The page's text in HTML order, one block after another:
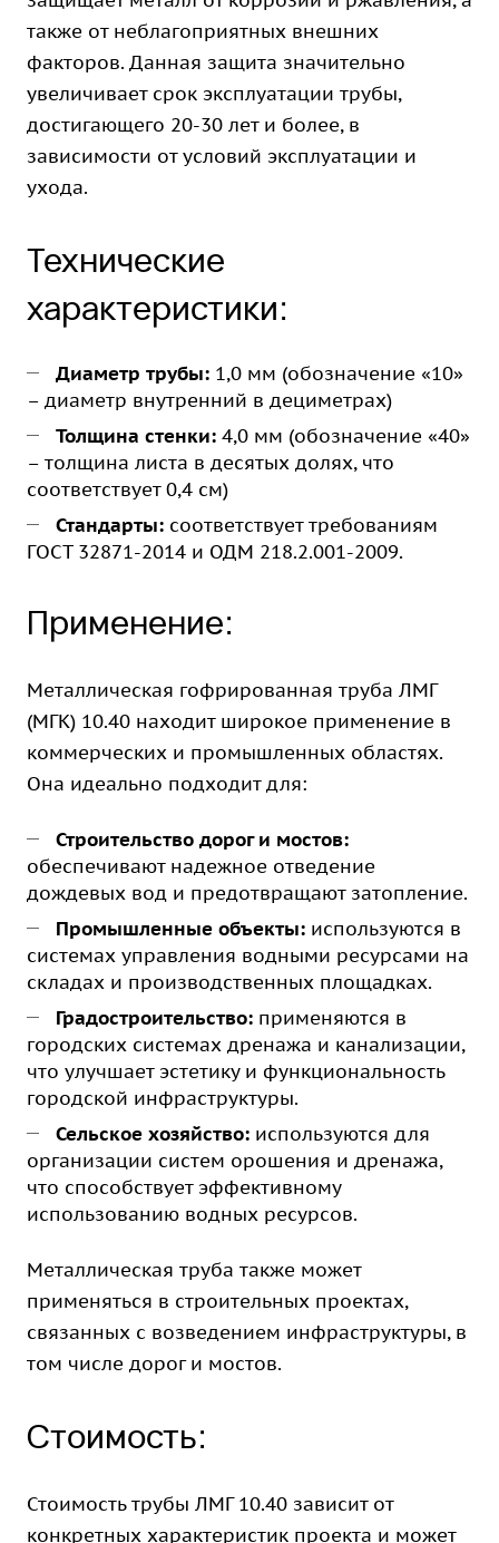
также от неблагоприятных внешних
факторов. Данная защита значительно
увеличивает срок эксплуатации трубы,
достигающего 20-30 лет и более, в
зависимости от условий эксплуатации и
ухода.
Технические
характеристики:
Диаметр трубы: 1,0 мм (обозначение «10»
– диаметр внутренний в дециметрах)
Толщина стенки: 4,0 мм (обозначение «40»
– толщина листа в десятых долях, что
соответствует 0,4 см)
Стандарты: соответствует требованиям
ГОСТ 32871-2014 и ОДМ 218.2.001-2009.
Применение:
Металлическая гофрированная труба ЛМГ
(МГК) 10.40 находит широкое применение в
коммерческих и промышленных областях.
Она идеально подходит для:
Строительство дорог и мостов:
обеспечивают надежное отведение
дождевых вод и предотвращают затопление.
Промышленные объекты: используются в
системах управления водными ресурсами на
складах и производственных площадках.
Градостроительство: применяются в
городских системах дренажа и канализации,
что улучшает эстетику и функциональность
городской инфраструктуры.
Сельское хозяйство: используются для
организации систем орошения и дренажа,
что способствует эффективному
использованию водных ресурсов.
Металлическая труба также может
применяться в строительных проектах,
связанных с возведением инфраструктуры, в
том числе дорог и мостов.
Стоимость:
Стоимость трубы ЛМГ 10.40 зависит от
конкретных характеристик проекта и может